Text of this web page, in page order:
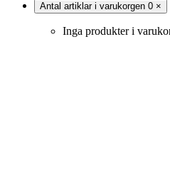
Antal artiklar i varukorgen 0 ×
Inga produkter i